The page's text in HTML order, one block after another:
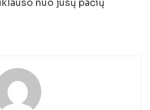
nuo jūsų pačių